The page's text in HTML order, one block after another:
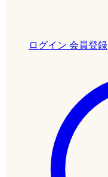
ログイン 会員登録